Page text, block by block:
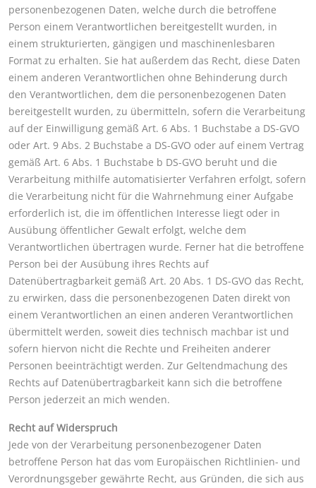
personenbezogenen Daten, welche durch die betroffene
Person einem Verantwortlichen bereitgestellt wurden, in
einem strukturierten, gängigen und maschinenlesbaren
Format zu erhalten. Sie hat außerdem das Recht, diese Daten
einem anderen Verantwortlichen ohne Behinderung durch
den Verantwortlichen, dem die personenbezogenen Daten
bereitgestellt wurden, zu übermitteln, sofern die Verarbeitung
auf der Einwilligung gemäß Art. 6 Abs. 1 Buchstabe a DS-GVO
oder Art. 9 Abs. 2 Buchstabe a DS-GVO oder auf einem Vertrag
gemäß Art. 6 Abs. 1 Buchstabe b DS-GVO beruht und die
Verarbeitung mithilfe automatisierter Verfahren erfolgt, sofern
die Verarbeitung nicht für die Wahrnehmung einer Aufgabe
erforderlich ist, die im öffentlichen Interesse liegt oder in
Ausübung öffentlicher Gewalt erfolgt, welche dem
Verantwortlichen übertragen wurde. Ferner hat die betroffene
Person bei der Ausübung ihres Rechts auf
Datenübertragbarkeit gemäß Art. 20 Abs. 1 DS-GVO das Recht,
zu erwirken, dass die personenbezogenen Daten direkt von
einem Verantwortlichen an einen anderen Verantwortlichen
übermittelt werden, soweit dies technisch machbar ist und
sofern hiervon nicht die Rechte und Freiheiten anderer
Personen beeinträchtigt werden. Zur Geltendmachung des
Rechts auf Datenübertragbarkeit kann sich die betroffene
Person jederzeit an mich wenden.
Recht auf Widerspruch
Jede von der Verarbeitung personenbezogener Daten
betroffene Person hat das vom Europäischen Richtlinien- und
Verordnungsgeber gewährte Recht, aus Gründen, die sich aus